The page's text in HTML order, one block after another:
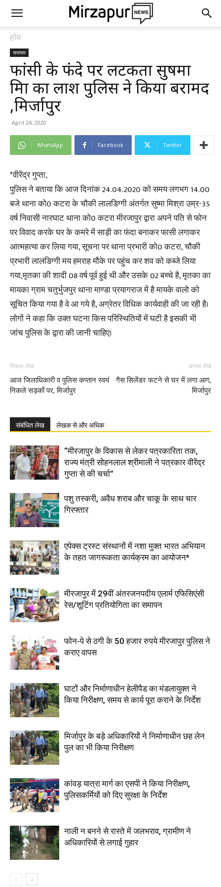
होम
समाचार
फांसी के फंदे पर लटकता सुषमा
मिश्रा का लाश पुलिस ने किया बरामद
,मिर्जापुर
April 24, 2020
WhatsApp Facebook Twitter
*वीरेंद्र गुप्ता,
पुलिस ने बताया कि आज दिनांक 24.04.2020 को समय लगभग 14.00
बजे थाना को0 कटरा के चौकी लालडिग्गी अंतर्गत सुष्मा मिश्रा उम्र-35
वर्ष निवासी नारघाट थाना को0 कटरा मीरजापुर द्वारा अपने पति से फोन
पर विवाद करके घर के कमरे में साड़ी का फंदा बनाकर फासी लगाकर
आत्महत्या कर लिया गया, सूचना पर थाना प्रभारी को0 कटरा, चौकी
प्रभारी लालडिग्गी मय हमराह मौके पर पहुंच कर शव को कब्जे लिया
गया,मृतका की शादी 08 वर्ष पूर्व हुई थी और उसके 02 बच्चे है, मृतका का
मायका ग्राम चतुर्भुजपुर थाना माण्डा प्रयागराज में है मायके वालो को
सूचित किया गया है वे आ गये है, अग्रेतर विधिक कार्यवाही की जा रही है।
लोगों ने कहा कि उक्त घटना किस परिस्थितियों में घटी है इसकी भी
जांच पुलिस के द्वारा की जानी चाहिए।
पिछला लेख
आज जिलाधिकारी व पुलिस कप्तान स्वयं
निकले सड़कों पर, मिर्जापुर
अगला लेख
गैस सिलेंडर फटने से घर में लगा आग,
मिर्जापुर
संबंधित लेख लेखक से और अधिक
“मीरजापुर के विकास से लेकर पत्रकारिता तक,
राज्य मंत्री सोहनलाल श्रीमाली ने पत्रकार वीरेंद्र
गुप्ता से की चर्चा”
पशु तस्करी, अवैध शराब और चाकू के साथ चार
गिरफ्तार
एपेक्स ट्रस्ट संस्थानों में नशा मुक्त भारत अभियान
के तहत जागरूकता कार्यक्रम का आयोजन*
मीरजापुर में 29वीं अंतरजनपदीय एलार्म एफिसिएंसी
रेस/शूटिंग प्रतियोगिता का समापन
फोन-पे से ठगी के 50 हजार रुपये मीरजापुर पुलिस ने
कराए वापस
घाटों और निर्माणाधीन हेलीपैड का मंडलायुक्त ने
किया निरीक्षण, समय से कार्य पूरा कराने के निर्देश
मिर्जापुर के बड़े अधिकारियों ने निर्माणाधीन छह लेन
पुल का भी किया निरीक्षण
कांवड़ यात्रा मार्ग का एसपी ने किया निरीक्षण,
पुलिसकर्मियों को दिए सुरक्षा के निर्देश
नाली न बनने से रास्ते में जलभराव, ग्रामीण ने
अधिकारियों से लगाई गुहार